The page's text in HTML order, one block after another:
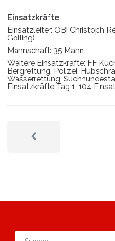
Einsatzkräfte
Einsatzleiter: OBI Christoph
Golling)
Mannschaft: 35 Mann
Weitere Einsatzkräfte: FF
Bergrettung, Polizei,
Wasserrettung,
Einsatzkräfte Tag 1, 104